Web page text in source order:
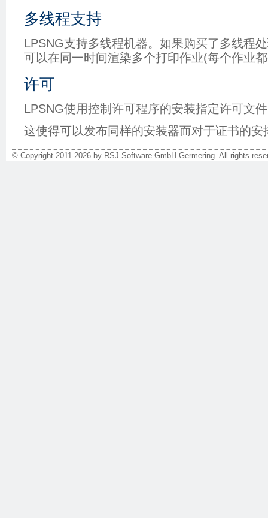
多线程支持
LPSNG支持多线程机器。如果购买了多线程
可以在同一时间渲染多个打印作业(每个作业
许可
LPSNG使用控制许可程序的安装指定许可文
这使得可以发布同样的安装器而对于证书的安
© Copyright 2011-2026 by RSJ Software GmbH Germering. All rights